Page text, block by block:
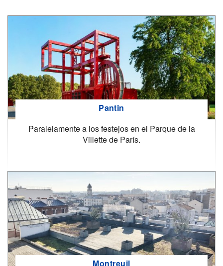
Pantin
Paralelamente a los festejos en el Parque de la
Villette de París.
Montreuil